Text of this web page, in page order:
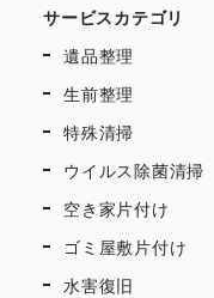
サービスカテゴリ
遺品整理
生前整理
特殊清掃
ウイルス除菌清掃
空き家片付け
ゴミ屋敷片付け
水害復旧